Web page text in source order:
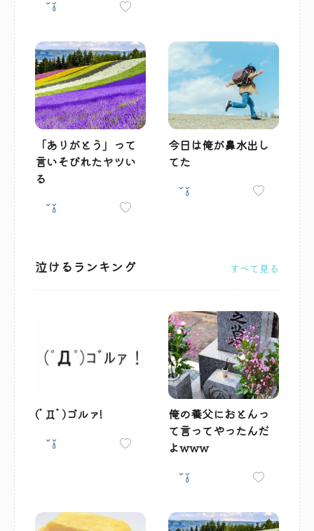
「ありがとう」って
言いそびれたヤツい
る
今日は俺が鼻水出し
てた
泣けるランキング すべて見る
(ﾟДﾟ)ゴルァ!
俺の養父におとんっ
て言ってやったんだ
よwww